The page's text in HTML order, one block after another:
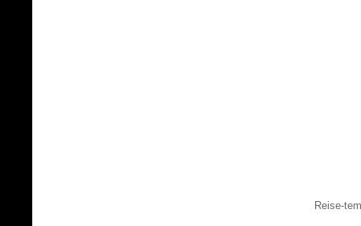
Reise-